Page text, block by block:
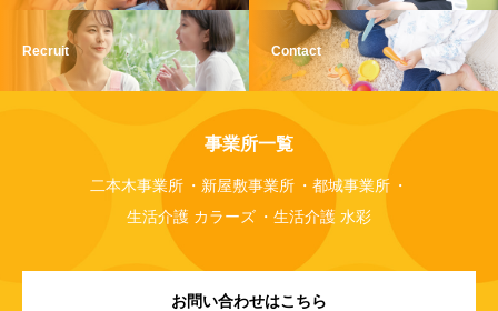
Recruit Contact
事業所一覧
二本木事業所 新屋敷事業所
都城事業所
生活介護 カラーズ
生活介護 水彩
お問い合わせはこちら